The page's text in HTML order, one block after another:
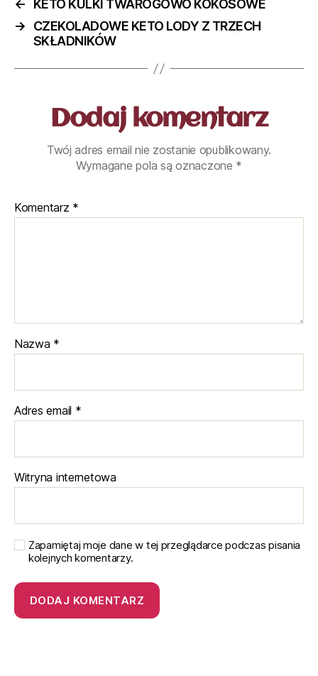
←
KETO KULKI TWAROGOWO KOKOSOWE
→
CZEKOLADOWE KETO LODY Z TRZECH
SKŁADNIKÓW
Dodaj komentarz
Twój adres email nie zostanie opublikowany.
Wymagane pola są oznaczone *
Komentarz *
Nazwa *
Adres email *
Witryna internetowa
Zapamiętaj moje dane w tej przeglądarce podczas pisania
kolejnych komentarzy.